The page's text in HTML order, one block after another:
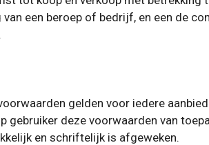
een beroep of bedrijf, en een de
gelden voor iedere
gebruiker deze voorwaarden van
en schriftelijk is afgeweken.